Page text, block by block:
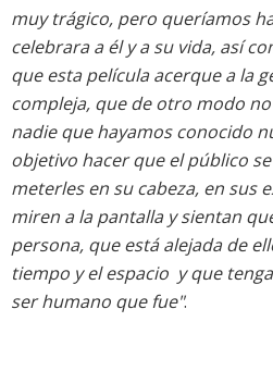
muy trágico, pero queríamos
celebrara a él y a su vida, así
que esta película acerque a la
compleja, que de otro modo
nadie que hayamos conocido
objetivo hacer que el público
meterles en su cabeza, en sus
miren a la pantalla y sientan
persona, que está alejada de
tiempo y el espacio  y que
ser humano que fue".